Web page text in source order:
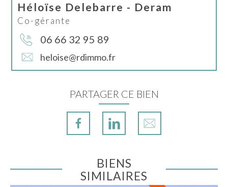
Héloïse Delebarre - Deram
Co-gérante
06 66 32 95 89
heloise@rdimmo.fr
PARTAGER CE BIEN
BIENS
SIMILAIRES